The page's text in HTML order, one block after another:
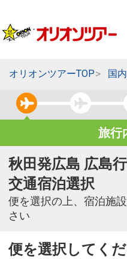
オリオンツアーTOP 国
旅行
秋田発広島 広島
交通宿泊選択
便を選択の上、宿泊施
さい
便を選択してく